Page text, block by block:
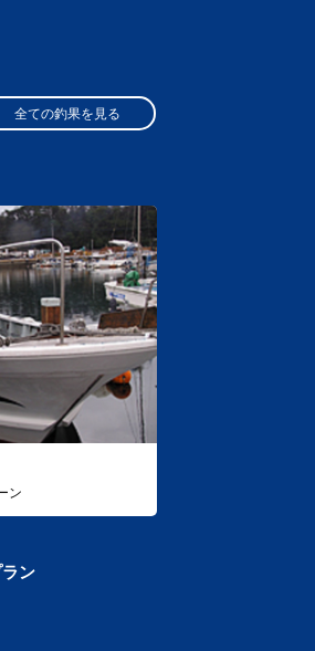
全ての釣果を見る
ン
ン